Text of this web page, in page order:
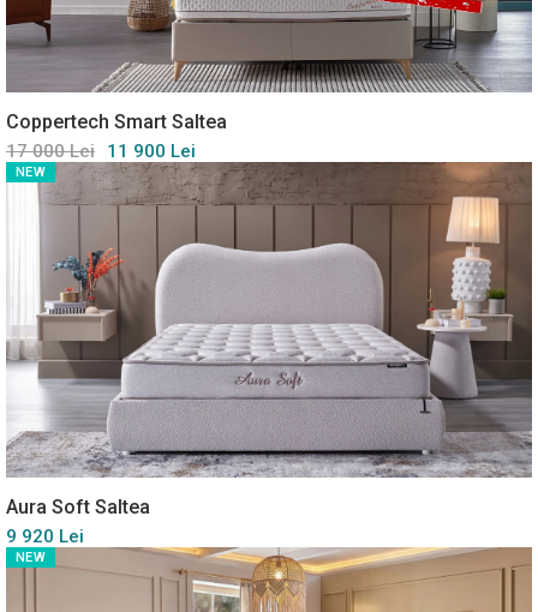
Coppertech Smart Saltea
17 000 Lei 11 900 Lei
NEW
Aura Soft Saltea
9 920 Lei
NEW